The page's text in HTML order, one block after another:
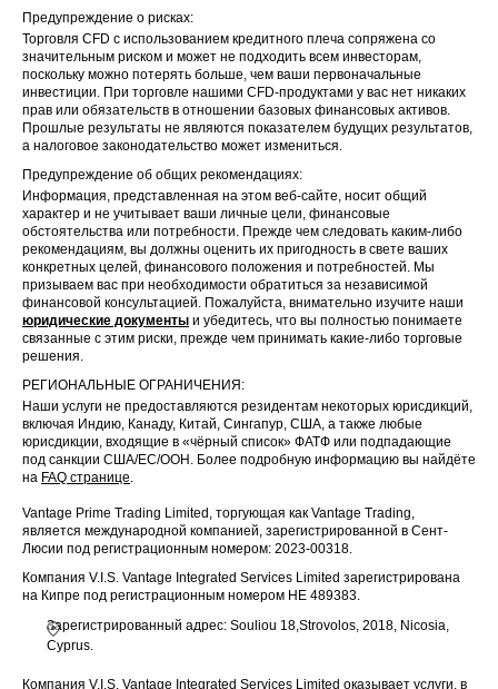
Предупреждение о рисках:
Торговля CFD с использованием кредитного плеча сопряжена со
значительным риском и может не подходить всем инвесторам,
поскольку можно потерять больше, чем ваши первоначальные
инвестиции. При торговле нашими CFD-продуктами у вас нет никаких
прав или обязательств в отношении базовых финансовых активов.
Прошлые результаты не являются показателем будущих результатов,
а налоговое законодательство может измениться.
Предупреждение об общих рекомендациях:
Информация, представленная на этом веб-сайте, носит общий
характер и не учитывает ваши личные цели, финансовые
обстоятельства или потребности. Прежде чем следовать каким-либо
рекомендациям, вы должны оценить их пригодность в свете ваших
конкретных целей, финансового положения и потребностей. Мы
призываем вас при необходимости обратиться за независимой
финансовой консультацией. Пожалуйста, внимательно изучите наши
юридические документы и убедитесь, что вы полностью понимаете
связанные с этим риски, прежде чем принимать какие-либо торговые
решения.
РЕГИОНАЛЬНЫЕ ОГРАНИЧЕНИЯ:
Наши услуги не предоставляются резидентам некоторых юрисдикций,
включая Индию, Канаду, Китай, Сингапур, США, а также любые
юрисдикции, входящие в «чёрный список» ФАТФ или подпадающие
под санкции США/ЕС/ООН. Более подробную информацию вы найдёте
на FAQ странице.
Vantage Prime Trading Limited, торгующая как Vantage Trading,
является международной компанией, зарегистрированной в Сент-
Люсии под регистрационным номером: 2023-00318.
Компания V.I.S. Vantage Integrated Services Limited зарегистрирована
на Кипре под регистрационным номером HE 489383.
Зарегистрированный адрес: Souliou 18,Strovolos, 2018, Nicosia,
Cyprus.
Компания V.I.S. Vantage Integrated Services Limited оказывает услуги, в